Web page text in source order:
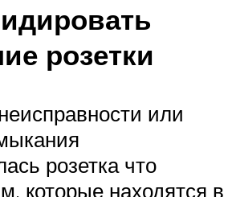
розетки
или
розетка что
которые находятся в